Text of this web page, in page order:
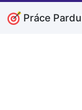
Práce